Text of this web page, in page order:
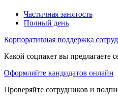
Частичная занятость
Полный день
Корпоративная поддержка
Какой соцпакет вы предлагаете
Оформляйте кандидатов онлайн
Проверяйте сотрудников и